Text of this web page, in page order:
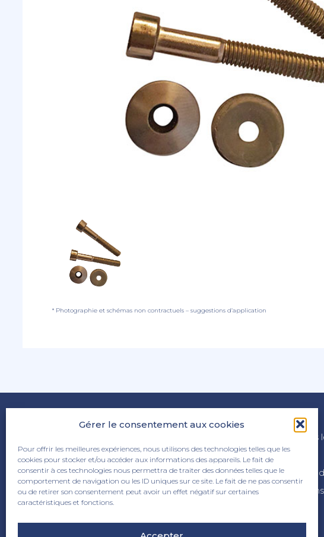
Gérer le consentement aux cookies
Pour offrir les meilleures expériences, nous utilisons des technologies telles que les
cookies pour stocker et/ou accéder aux informations des appareils. Le fait de
consentir à ces technologies nous permettra de traiter des données telles que le
comportement de navigation ou les ID uniques sur ce site. Le fait de ne pas consentir
ou de retirer son consentement peut avoir un effet négatif sur certaines
caractéristiques et fonctions.
* Photographie et schémas non contractuels – suggestions d’application
6 rue de la Papinerie 59115 Leers
Mentions
CGV
Politique